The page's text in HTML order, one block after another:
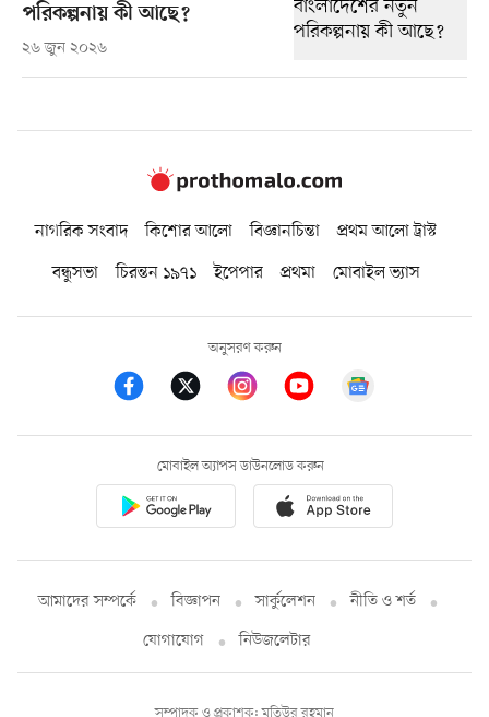
পরিকল্পনায় কী আছে?
২৬ জুন ২০২৬
নাগরিক সংবাদ কিশোর আলো বিজ্ঞানচিন্তা
প্রথম আলো ট্রাস্ট
বন্ধুসভা
চিরন্তন ১৯৭১ ইপেপার প্রথমা মোবাইল ভ্যাস
অনুসরণ করুন
মোবাইল অ্যাপস ডাউনলোড করুন
আমাদের সম্পর্কে বিজ্ঞাপন সার্কুলেশন
নীতি ও শর্ত
যোগাযোগ
নিউজলেটার
সম্পাদক ও প্রকাশক: মতিউর রহমান